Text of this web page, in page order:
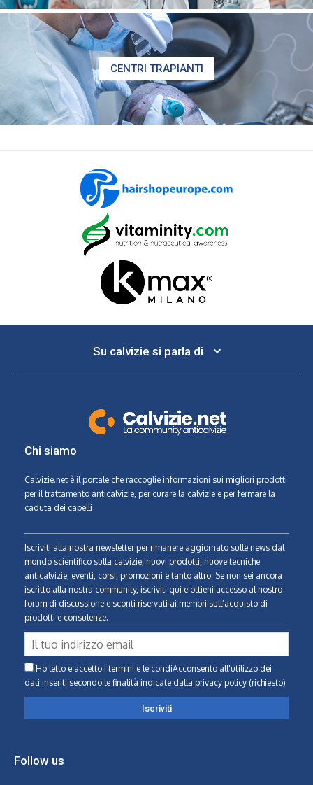
CENTRI TRAPIANTI
Su calvizie si parla di
Chi siamo
Calvizie.net è il portale che raccoglie informazioni sui migliori prodotti
per il trattamento anticalvizie, per curare la calvizie e per fermare la
caduta dei capelli
Iscriviti alla nostra newsletter per rimanere aggiornato sulle news dal
mondo scientifico sulla calvizie, nuovi prodotti, nuove tecniche
anticalvizie, eventi, corsi, promozioni e tanto altro. Se non sei ancora
iscritto alla nostra community, iscriviti qui e ottieni accesso al nostro
forum di discussione e sconti riservati ai membri sull’acquisto di
prodotti e consulenze.
Ho letto e accetto i termini e le condiAcconsento all'utilizzo dei
dati inseriti secondo le finalità indicate dalla privacy policy (richiesto)
Follow us